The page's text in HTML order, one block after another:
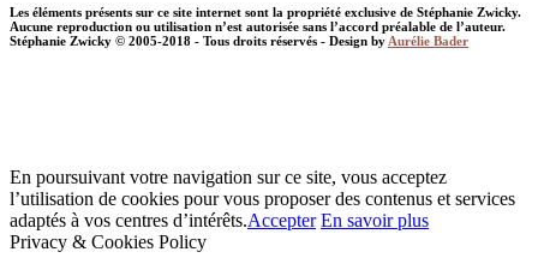
Les éléments présents sur ce site internet sont la propriété exclusive de Stéphanie Zwicky.
Aucune reproduction ou utilisation n’est autorisée sans l’accord préalable de l’auteur.
Stéphanie Zwicky © 2005-2018 - Tous droits réservés - Design by Aurélie Bader
En poursuivant votre navigation sur ce site, vous acceptez
l’utilisation de cookies pour vous proposer des contenus et services
adaptés à vos centres d’intérêts.Accepter En savoir plus
Privacy & Cookies Policy